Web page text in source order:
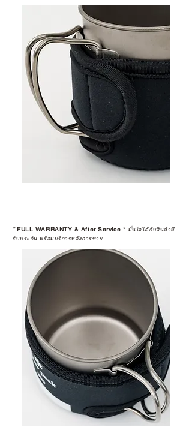
*FULL WARRANTY & After Service * มั่นใจได้กับสินค้ามี
รับประกัน พร้อมบริการหลังการขาย